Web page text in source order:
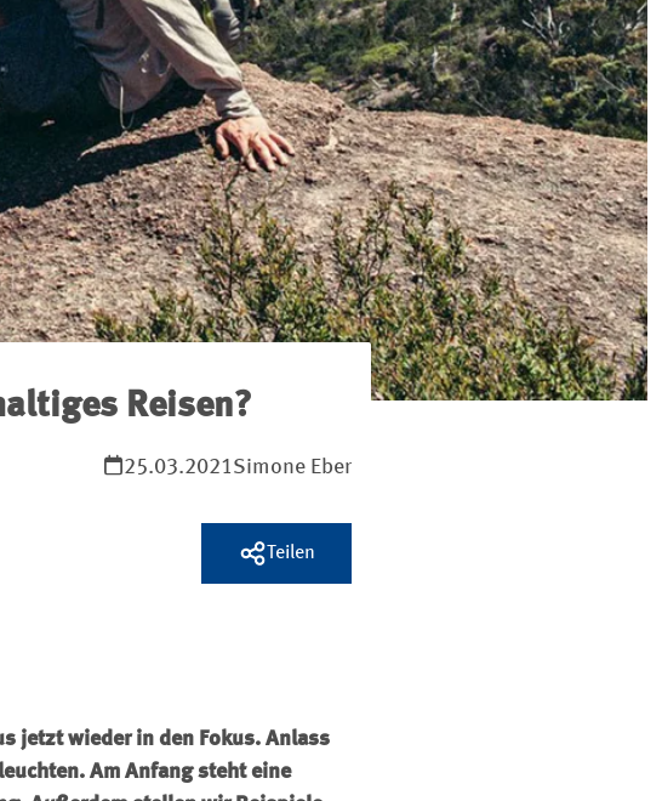
Reisen?
25.03.2021Simone Eber
Teilen
jetzt wieder in den Fokus. Anlass
Am Anfang steht eine